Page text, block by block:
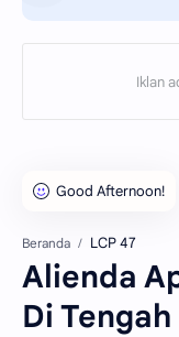
Beranda LCP 47
Alienda
Di